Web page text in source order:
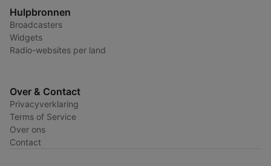
Hulpbronnen
Broadcasters
Widgets
Radio-websites per land
Over & Contact
Privacyverklaring
Terms of Service
Over ons
Contact